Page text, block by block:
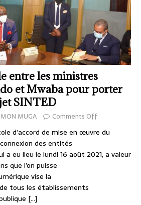
entre les ministres
et Mwaba pour porter
SINTED
MUGA Comments Off
d’accord de mise en œuvre du
des entités
a eu lieu le lundi 16 août 2021, a valeur
que l’on puisse
vise la
tous les établissements
[…]